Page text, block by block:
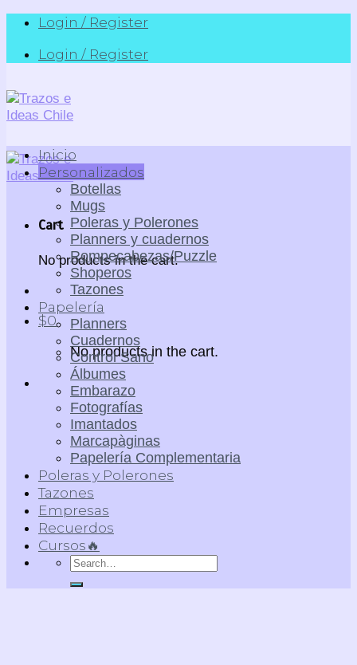
Skip
content
Login / Register
Login / Register
Cart
No products in the cart.
$0
No products in the cart.
Inicio
Personalizados
Botellas
Mugs
Poleras y Polerones
Planners y cuadernos
Rompecabezas/Puzzle
Shoperos
Tazones
Papelería
Planners
Cuadernos
Control Sano
Álbumes
Embarazo
Fotografías
Imantados
Marcapàginas
Papelería Complementaria
Poleras y Polerones
Tazones
Empresas
Recuerdos
Cursos🔥
Search
for: